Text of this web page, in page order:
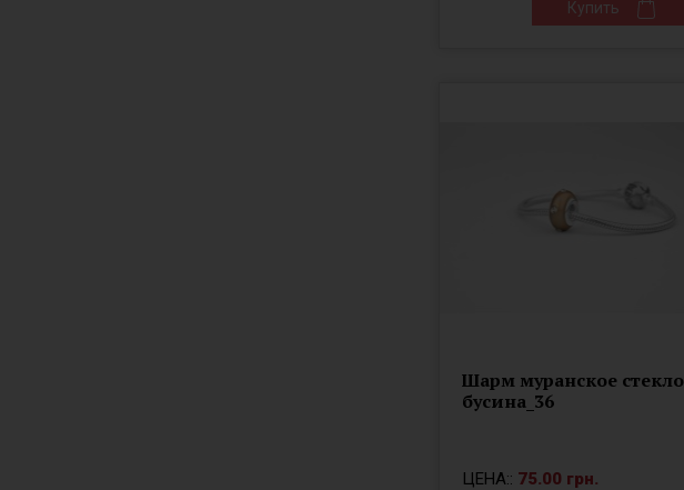
Купить
Шарм муранское стекло
бусина_36
ЦЕНА:: 75.00 грн.